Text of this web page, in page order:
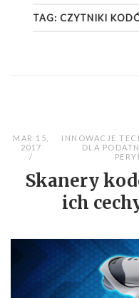
TAG: CZYTNIKI
MAR 15,
2017
INNOWACJE
DLA
Skanery
ich